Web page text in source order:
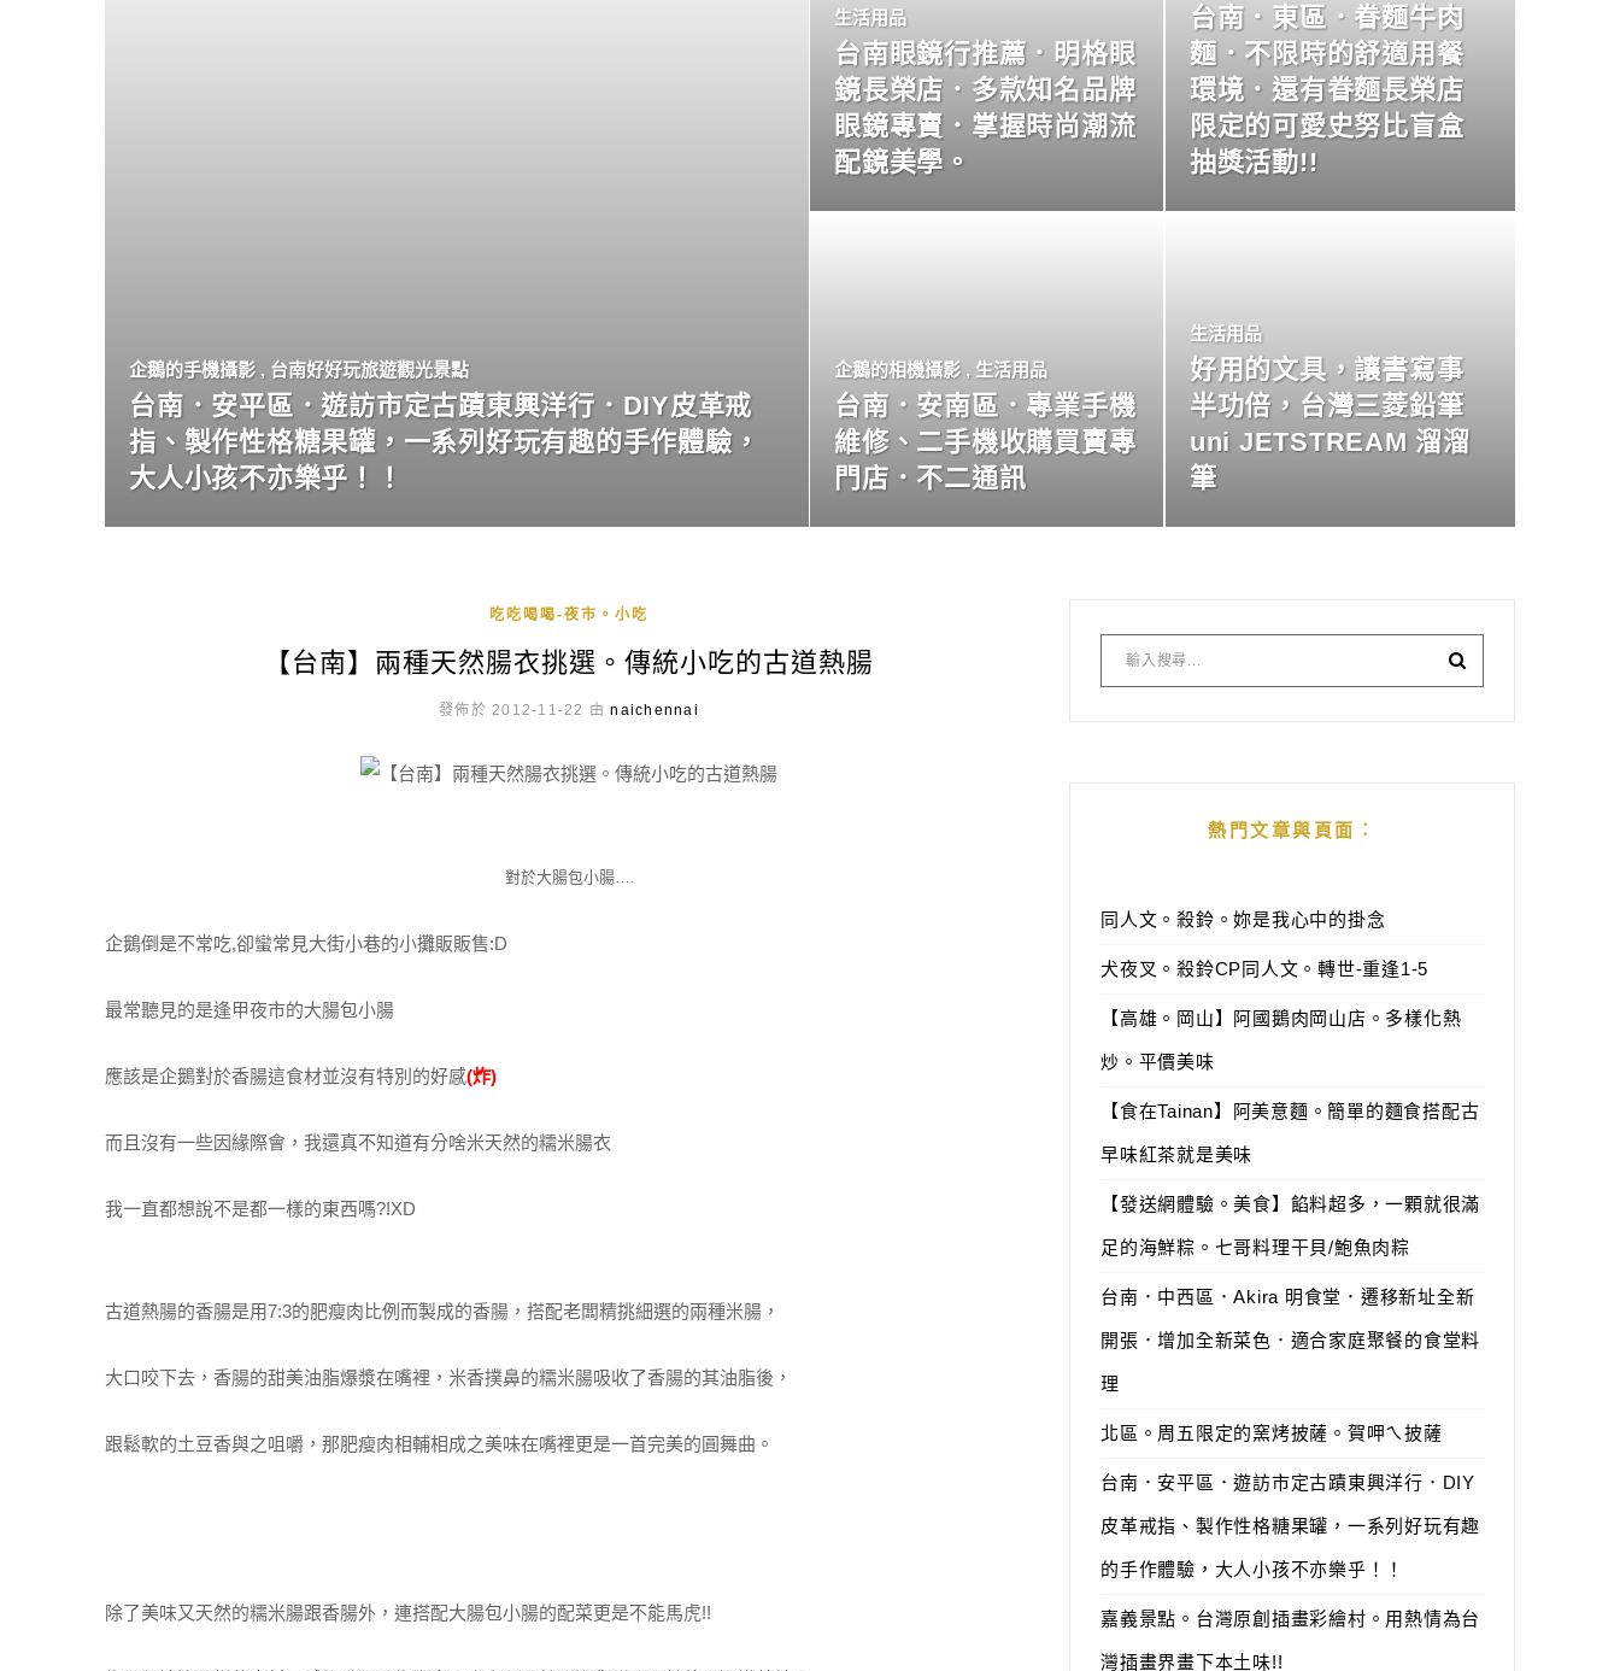
企鵝的手機攝影 , 台南好好玩旅遊觀光景點
台南．安平區．遊訪市定古蹟東興洋行．DIY皮革戒
指、製作性格糖果罐，一系列好玩有趣的手作體驗，
大人小孩不亦樂乎！！
生活用品
台南眼鏡行推薦．明格眼
鏡長榮店．多款知名品牌
眼鏡專賣．掌握時尚潮流
配鏡美學。
台南．東區．眷麵牛肉
麵．不限時的舒適用餐
環境．還有眷麵長榮店
限定的可愛史努比盲盒
抽獎活動!!
企鵝的相機攝影 , 生活用品
台南．安南區．專業手機
維修、二手機收購買賣專
門店．不二通訊
生活用品
好用的文具，讓書寫事
半功倍，台灣三菱鉛筆
uni JETSTREAM 溜溜
筆
吃吃喝喝-夜市。小吃
【台南】兩種天然腸衣挑選。傳統小吃的古道熱腸
發佈於 2012-11-22 由naichennai
對於大腸包小腸….
企鵝倒是不常吃,卻蠻常見大街小巷的小攤販販售:D
最常聽見的是逢甲夜市的大腸包小腸
應該是企鵝對於香腸這食材並沒有特別的好感(炸)
而且沒有一些因緣際會，我還真不知道有分啥米天然的糯米腸衣
我一直都想說不是都一樣的東西嗎?!XD
古道熱腸的香腸是用7:3的肥瘦肉比例而製成的香腸，搭配老闆精挑細選的兩種米腸，
大口咬下去，香腸的甜美油脂爆漿在嘴裡，米香撲鼻的糯米腸吸收了香腸的其油脂後，
跟鬆軟的土豆香與之咀嚼，那肥瘦肉相輔相成之美味在嘴裡更是一首完美的圓舞曲。
除了美味又天然的糯米腸跟香腸外，連搭配大腸包小腸的配菜更是不能馬虎!!
熱門文章與頁面︰
同人文。殺鈴。妳是我心中的掛念
犬夜叉。殺鈴CP同人文。轉世-重逢1-5
【高雄。岡山】阿國鵝肉岡山店。多樣化熱
炒。平價美味
【食在Tainan】阿美意麵。簡單的麵食搭配古
早味紅茶就是美味
【發送網體驗。美食】餡料超多，一顆就很滿
足的海鮮粽。七哥料理干貝/鮑魚肉粽
台南．中西區．Akira 明食堂．遷移新址全新
開張．增加全新菜色．適合家庭聚餐的食堂料
理
北區。周五限定的窯烤披薩。賀呷ㄟ披薩
台南．安平區．遊訪市定古蹟東興洋行．DIY
皮革戒指、製作性格糖果罐，一系列好玩有趣
的手作體驗，大人小孩不亦樂乎！！
嘉義景點。台灣原創插畫彩繪村。用熱情為台
灣插畫界畫下本土味!!